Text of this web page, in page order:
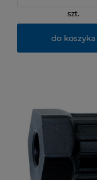
szt.
do koszyka